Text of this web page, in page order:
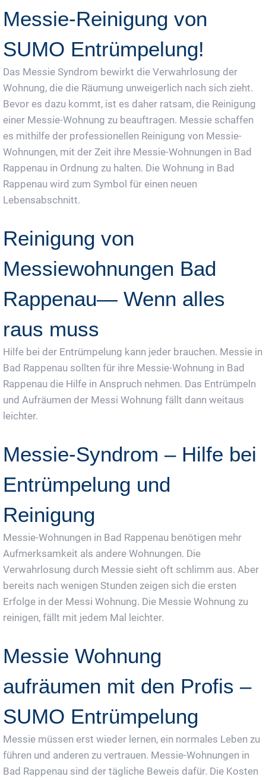
Messie-Reinigung von
SUMO Entrümpelung!
Das Messie Syndrom bewirkt die Verwahrlosung der
Wohnung, die die Räumung unweigerlich nach sich zieht.
Bevor es dazu kommt, ist es daher ratsam, die Reinigung
einer Messie-Wohnung zu beauftragen. Messie schaffen
es mithilfe der professionellen Reinigung von Messie-
Wohnungen, mit der Zeit ihre Messie-Wohnungen in Bad
Rappenau in Ordnung zu halten. Die Wohnung in Bad
Rappenau wird zum Symbol für einen neuen
Lebensabschnitt.
Reinigung von
Messiewohnungen Bad
Rappenau— Wenn alles
raus muss
Hilfe bei der Entrümpelung kann jeder brauchen. Messie in
Bad Rappenau sollten für ihre Messie-Wohnung in Bad
Rappenau die Hilfe in Anspruch nehmen. Das Entrümpeln
und Aufräumen der Messi Wohnung fällt dann weitaus
leichter.
Messie-Syndrom – Hilfe bei
Entrümpelung und
Reinigung
Messie-Wohnungen in Bad Rappenau benötigen mehr
Aufmerksamkeit als andere Wohnungen. Die
Verwahrlosung durch Messie sieht oft schlimm aus. Aber
bereits nach wenigen Stunden zeigen sich die ersten
Erfolge in der Messi Wohnung. Die Messie Wohnung zu
reinigen, fällt mit jedem Mal leichter.
Messie Wohnung
aufräumen mit den Profis –
SUMO Entrümpelung
Messie müssen erst wieder lernen, ein normales Leben zu
führen und anderen zu vertrauen. Messie-Wohnungen in
Bad Rappenau sind der tägliche Beweis dafür. Die Kosten